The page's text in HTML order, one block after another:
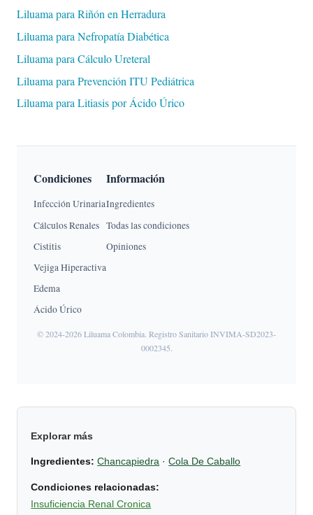
Liluama para Riñón en Herradura
Liluama para Nefropatía Diabética
Liluama para Cálculo Ureteral
Liluama para Prevención ITU Pediátrica
Liluama para Litiasis por Ácido Úrico
Condiciones
Infección Urinaria
Cálculos Renales
Cistitis
Vejiga Hiperactiva
Edema
Ácido Úrico
Información
Ingredientes
Todas las condiciones
Opiniones
© 2024-2026 Liluama Colombia. Registro Sanitario INVIMA-SD2023-
0002345.
Explorar más
Ingredientes: Chancapiedra ·Cola De Caballo
Condiciones relacionadas:
Insuficiencia Renal Cronica